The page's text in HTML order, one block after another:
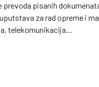
pisanih
za rad opreme i
telekomunikacija…